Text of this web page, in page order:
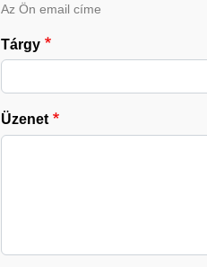
Az Ön email címe
Tárgy
Üzenet